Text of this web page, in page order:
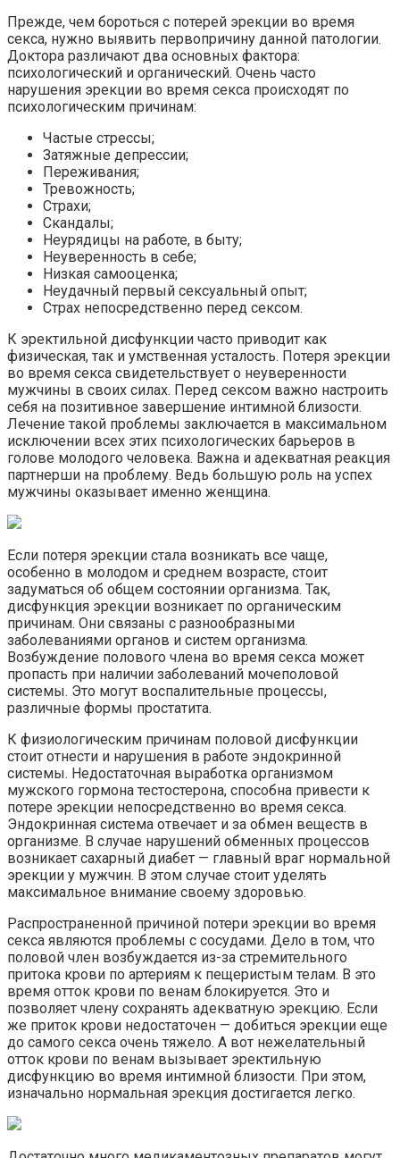
Прежде, чем бороться с потерей эрекции во время
секса, нужно выявить первопричину данной патологии.
Доктора различают два основных фактора:
психологический и органический. Очень часто
нарушения эрекции во время секса происходят по
психологическим причинам:
Частые стрессы;
Затяжные депрессии;
Переживания;
Тревожность;
Страхи;
Скандалы;
Неурядицы на работе, в быту;
Неуверенность в себе;
Низкая самооценка;
Неудачный первый сексуальный опыт;
Страх непосредственно перед сексом.
К эректильной дисфункции часто приводит как
физическая, так и умственная усталость. Потеря эрекции
во время секса свидетельствует о неуверенности
мужчины в своих силах. Перед сексом важно настроить
себя на позитивное завершение интимной близости.
Лечение такой проблемы заключается в максимальном
исключении всех этих психологических барьеров в
голове молодого человека. Важна и адекватная реакция
партнерши на проблему. Ведь большую роль на успех
мужчины оказывает именно женщина.
Если потеря эрекции стала возникать все чаще,
особенно в молодом и среднем возрасте, стоит
задуматься об общем состоянии организма. Так,
дисфункция эрекции возникает по органическим
причинам. Они связаны с разнообразными
заболеваниями органов и систем организма.
Возбуждение полового члена во время секса может
пропасть при наличии заболеваний мочеполовой
системы. Это могут воспалительные процессы,
различные формы простатита.
К физиологическим причинам половой дисфункции
стоит отнести и нарушения в работе эндокринной
системы. Недостаточная выработка организмом
мужского гормона тестостерона, способна привести к
потере эрекции непосредственно во время секса.
Эндокринная система отвечает и за обмен веществ в
организме. В случае нарушений обменных процессов
возникает сахарный диабет — главный враг нормальной
эрекции у мужчин. В этом случае стоит уделять
максимальное внимание своему здоровью.
Распространенной причиной потери эрекции во время
секса являются проблемы с сосудами. Дело в том, что
половой член возбуждается из-за стремительного
притока крови по артериям к пещеристым телам. В это
время отток крови по венам блокируется. Это и
позволяет члену сохранять адекватную эрекцию. Если
же приток крови недостаточен — добиться эрекции еще
до самого секса очень тяжело. А вот нежелательный
отток крови по венам вызывает эректильную
дисфункцию во время интимной близости. При этом,
изначально нормальная эрекция достигается легко.